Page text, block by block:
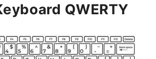
QWERTY